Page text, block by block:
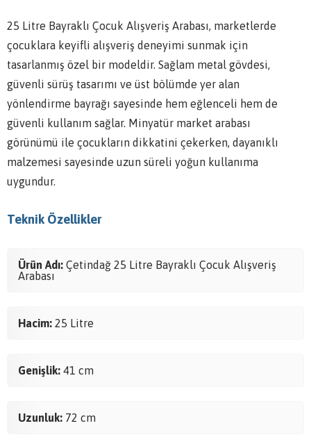
25 Litre Bayraklı Çocuk Alışveriş Arabası, marketlerde
çocuklara keyifli alışveriş deneyimi sunmak için
tasarlanmış özel bir modeldir. Sağlam metal gövdesi,
güvenli sürüş tasarımı ve üst bölümde yer alan
yönlendirme bayrağı sayesinde hem eğlenceli hem de
güvenli kullanım sağlar. Minyatür market arabası
görünümü ile çocukların dikkatini çekerken, dayanıklı
malzemesi sayesinde uzun süreli yoğun kullanıma
uygundur.
Teknik Özellikler
Ürün Adı: Çetindağ 25 Litre Bayraklı Çocuk Alışveriş
Arabası
Hacim: 25 Litre
Genişlik: 41 cm
Uzunluk: 72 cm